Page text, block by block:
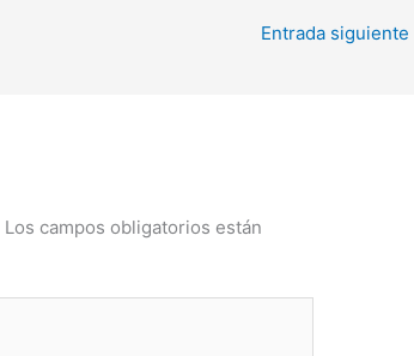
Entrada siguiente
Los campos obligatorios están